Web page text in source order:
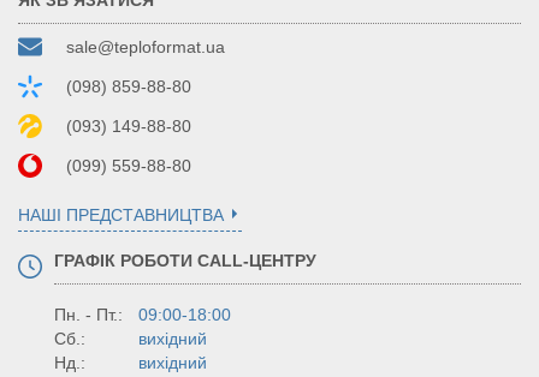
sale@teploformat.ua
(098) 859-88-80
(093) 149-88-80
(099) 559-88-80
НАШІ ПРЕДСТАВНИЦТВА
ГРАФІК РОБОТИ CALL-ЦЕНТРУ
Пн. - Пт.:
09:00-18:00
Сб.:
вихідний
Нд.:
вихідний